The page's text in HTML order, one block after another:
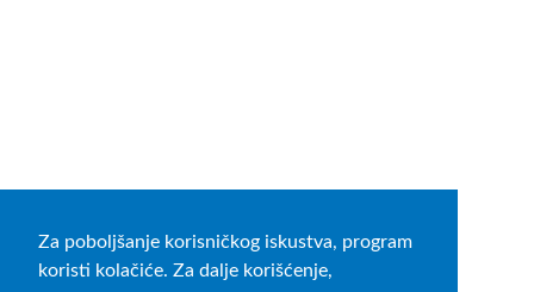
Za poboljšanje korisničkog iskustva, program
koristi kolačiće. Za dalje korišćenje,